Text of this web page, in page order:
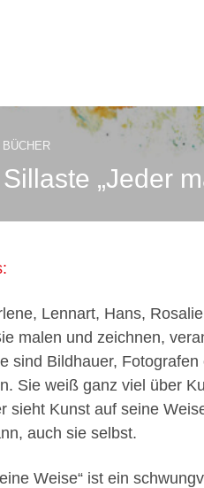
„Jeder
Lennart, Hans,
malen und zeichnen,
sind Bildhauer,
Sie weiß ganz viel über
sieht Kunst auf seine
auch sie selbst.
Weise“ ist ein